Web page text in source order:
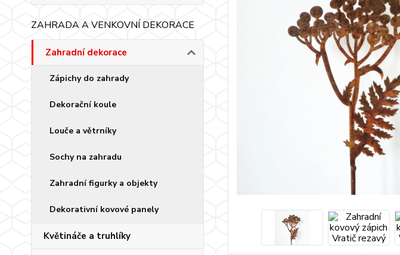
ZAHRADA A VENKOVNÍ DEKORACE
Zahradní dekorace
Zápichy do zahrady
Dekorační koule
Louče a větrníky
Sochy na zahradu
Zahradní figurky a objekty
Dekorativní kovové panely
Květináče a truhlíky